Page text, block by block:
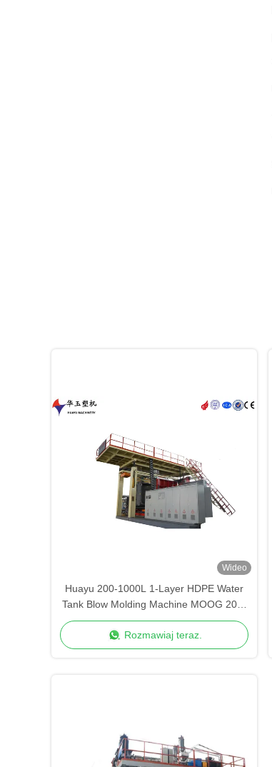
Wideo
Huayu 200-1000L 1-Layer HDPE Water
Tank Blow Molding Machine MOOG 200-
Point Control High Speed Production
Rozmawiaj teraz.